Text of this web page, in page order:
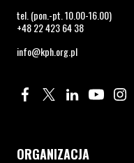
tel. (pon.-pt. 10.00-16.00)
+48 22 423 64 38
info@kph.org.pl
Profil na Facebook.
Profil naProfil na
ORGANIZACJA